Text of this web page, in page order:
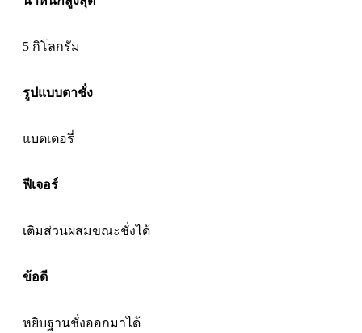
5 กิโลกรัม
รูปแบบตาชั่ง
แบตเตอรี่
ฟีเจอร์
เติมส่วนผสมขณะชั่งได้
ข้อดี
หยิบฐานชั่งออกมาได้